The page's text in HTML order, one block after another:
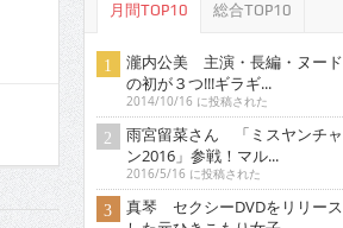
月間TOP10 総合TOP10
瀧内公美 主演・長編・ヌード
の初が３つ!!!ギラギ...
2014/10/16 に投稿された
雨宮留菜さん 「ミスヤンチャ
ン2016」参戦！マル...
2016/5/16 に投稿された
真琴 セクシーDVDをリリース